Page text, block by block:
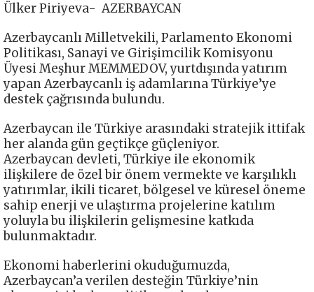
Ülker Piriyeva- AZERBAYCAN
Azerbaycanlı Milletvekili, Parlamento Ekonomi
Politikası, Sanayi ve Girişimcilik Komisyonu
Üyesi Meşhur MEMMEDOV, yurtdışında yatırım
yapan Azerbaycanlı iş adamlarına Türkiye’ye
destek çağrısında bulundu.
Azerbaycan ile Türkiye arasındaki stratejik ittifak
her alanda gün geçtikçe güçleniyor.
Azerbaycan devleti, Türkiye ile ekonomik
ilişkilere de özel bir önem vermekte ve karşılıklı
yatırımlar, ikili ticaret, bölgesel ve küresel öneme
sahip enerji ve ulaştırma projelerine katılım
yoluyla bu ilişkilerin gelişmesine katkıda
bulunmaktadır.
Ekonomi haberlerini okuduğumuzda,
Azerbaycan’a verilen desteğin Türkiye’nin